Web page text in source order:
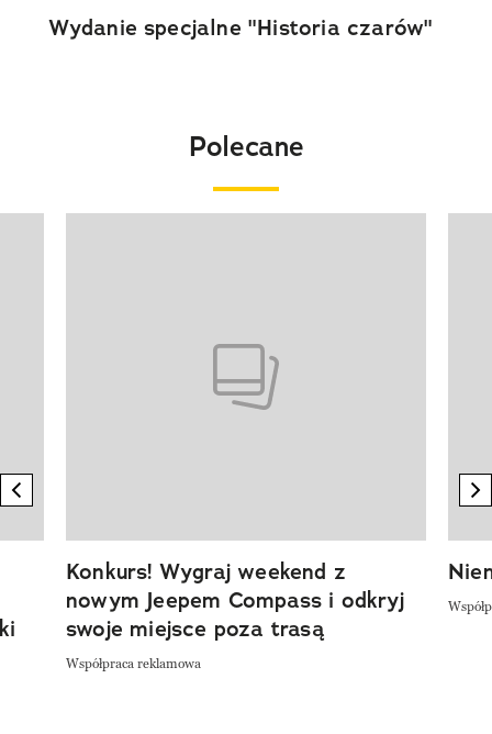
Wydanie specjalne "Historia czarów"
Polecane
previous element
Konkurs! Wygraj weekend z
nowym Jeepem Compass i odkryj
swoje miejsce poza trasą
Współpraca reklamowa